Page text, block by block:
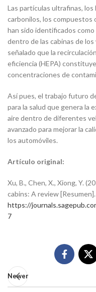
Las partículas ultrafinas,
carbonilos, los compuestos
han sido identificados
dentro de las cabinas de los
señalado que la
eficiencia (HEPA)
concentraciones de
Así pues, el trabajo futuro
para la salud que genera la
aire dentro de diferentes
avanzado para mejorar la
los automóviles.
Artículo original:
Xu, B., Chen, X., Xiong, Y.
cabins: A review [Resumen].
https://
7
Newer